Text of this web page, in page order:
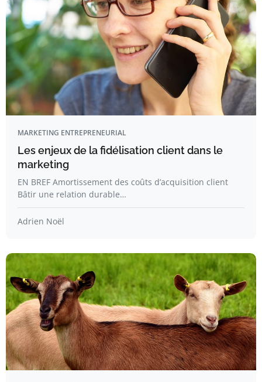
MARKETING ENTREPRENEURIAL
Les enjeux de la fidélisation client dans le
marketing
EN BREF Amortissement des coûts d’acquisition client
Bâtir une relation durable…
Adrien Noël